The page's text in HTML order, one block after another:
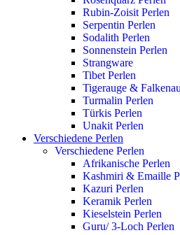
Rubin-Zoisit Perlen
Serpentin Perlen
Sodalith Perlen
Sonnenstein Perlen
Strangware
Tibet Perlen
Tigerauge &
Turmalin Perlen
Türkis Perlen
Unakit Perlen
Verschiedene Perlen
Verschiedene Perlen
Afrikanische Perlen
Kashmiri & Emaille
Kazuri Perlen
Keramik Perlen
Kieselstein Perlen
Guru/ 3-Loch Perlen